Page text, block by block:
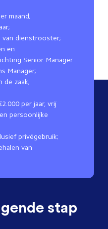
maand;
van dienstrooster;
en
Senior Manager
Manager;
de zaak;
per jaar, vrij
persoonlijke
privégebruik;
van
stap